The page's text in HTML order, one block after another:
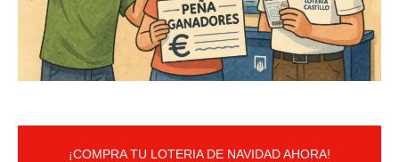
¡COMPRA TU LOTERIA DE NAVIDAD AHORA!